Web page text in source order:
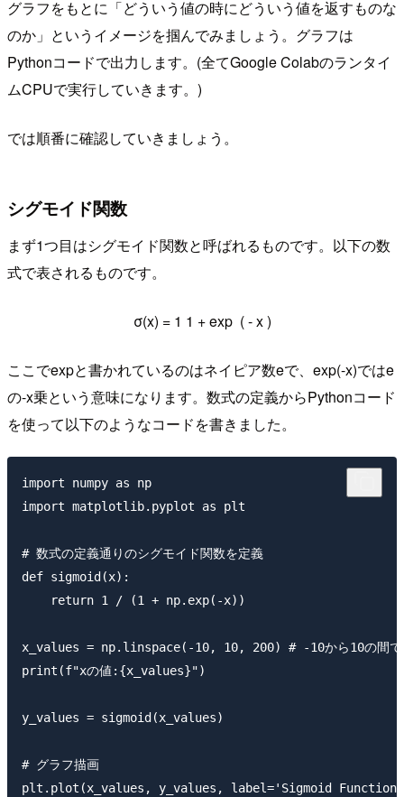
グラフをもとに「どういう値の時にどういう値を返すものな
のか」というイメージを掴んでみましょう。グラフは
Pythonコードで出力します。(全てGoogle Colabのランタイ
ムCPUで実行していきます。)
では順番に確認していきましょう。
シグモイド関数
まず1つ目はシグモイド関数と呼ばれるものです。以下の数
式で表されるものです。
σ(x) = 1 1 +exp (-x)
ここでexpと書かれているのはネイピア数eで、exp(-x)ではe
の-x乗という意味になります。数式の定義からPythonコード
を使って以下のようなコードを書きました。
import numpy as np
import matplotlib.pyplot as plt
# 数式の定義通りのシグモイド関数を定義
def sigmoid(x):
    return 1 / (1 + np.exp(-x))
x_values = np.linspace(-10, 10, 200) # -10から10の間で等
print(f"xの値:{x_values}")
y_values = sigmoid(x_values)
# グラフ描画
plt.plot(x_values, y_values, label='Sigmoid